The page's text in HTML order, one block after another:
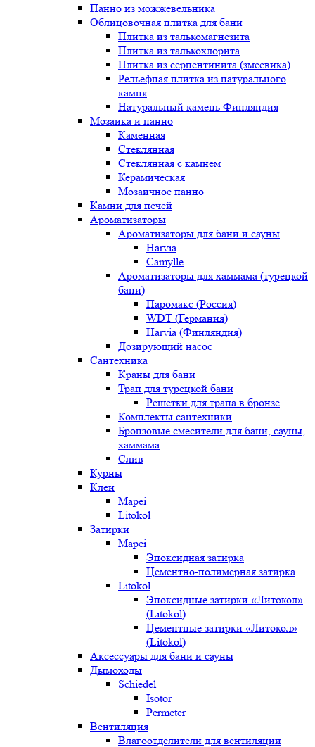
Панно из можжевельника
Облицовочная плитка для бани
Плитка из талькомагнезита
Плитка из талькохлорита
Плитка из серпентинита (змеевика)
Рельефная плитка из натурального
камня
Натуральный камень Финляндия
Мозаика и панно
Каменная
Стеклянная
Стеклянная с камнем
Керамическая
Мозаичное панно
Камни для печей
Ароматизаторы
Ароматизаторы для бани и сауны
Harvia
Camylle
Ароматизаторы для хаммама (турецкой
бани)
Паромакс (Россия)
WDT (Германия)
Harvia (Финляндия)
Дозирующий насос
Сантехника
Краны для бани
Трап для турецкой бани
Решетки для трапа в бронзе
Комплекты сантехники
Бронзовые смесители для бани, сауны,
хаммама
Слив
Курны
Клеи
Mapei
Litokol
Затирки
Mapei
Эпоксидная затирка
Цементно-полимерная затирка
Litokol
Эпоксидные затирки «Литокол»
(Litokol)
Цементные затирки «Литокол»
(Litokol)
Аксессуары для бани и сауны
Дымоходы
Schiedel
Isotor
Permeter
Вентиляция
Влагоотделители для вентиляции